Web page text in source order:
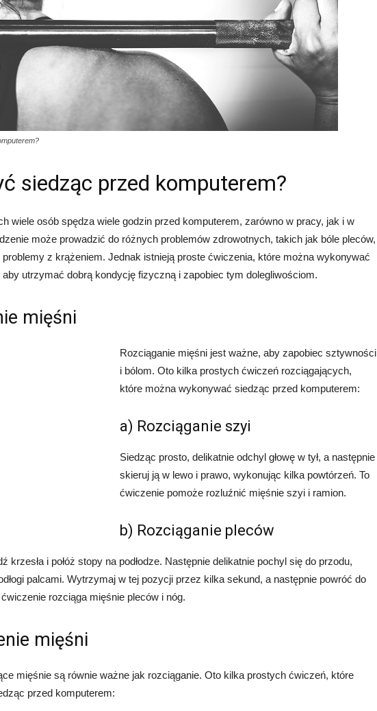
siedząc przed komputerem?
wiele osób spędza wiele godzin przed komputerem, zarówno w pracy, jak i w
może prowadzić do różnych problemów zdrowotnych, takich jak bóle pleców,
z krążeniem. Jednak istnieją proste ćwiczenia, które można wykonywać
utrzymać dobrą kondycję fizyczną i zapobiec tym dolegliwościom.
mięśni
Rozciąganie mięśni jest ważne, aby zapobiec sztywności
i bólom. Oto kilka prostych ćwiczeń rozciągających,
które można wykonywać siedząc przed komputerem:
a) Rozciąganie szyi
Siedząc prosto, delikatnie odchyl głowę w tył, a następnie
skieruj ją w lewo i prawo, wykonując kilka powtórzeń. To
ćwiczenie pomoże rozluźnić mięśnie szyi i ramion.
b) Rozciąganie pleców
krzesła i połóż stopy na podłodze. Następnie delikatnie pochyl się do przodu,
palcami. Wytrzymaj w tej pozycji przez kilka sekund, a następnie powróć do
rozciąga mięśnie pleców i nóg.
mięśni
mięśnie są równie ważne jak rozciąganie. Oto kilka prostych ćwiczeń, które
przed komputerem: